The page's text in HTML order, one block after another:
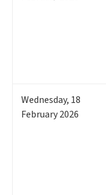
Wednesday, 18
February 2026